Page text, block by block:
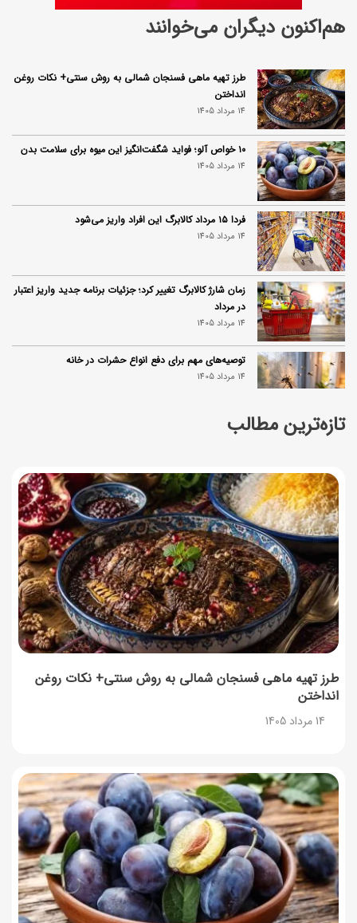
تازه‌ترین مطالب
طرز تهیه ماهی فسنجان شمالی به روش سنتی+ نکات روغن
انداختن
14 مرداد 1405
هم‌اکنون دیگران می‌خوانند
طرز تهیه ماهی فسنجان شمالی به روش سنتی+ نکات روغن
انداختن
14 مرداد 1405
۱۰ خواص آلو؛ فواید شگفت‌انگیز این میوه برای سلامت بدن
14 مرداد 1405
فردا ۱۵ مرداد کالابرگ این افراد واریز می‌شود
14 مرداد 1405
زمان شارژ کالابرگ تغییر کرد؛ جزئیات برنامه جدید واریز اعتبار
در مرداد
14 مرداد 1405
توصیه‌های مهم برای دفع انواع حشرات در خانه
14 مرداد 1405
طرز تهیه آلبالو شور خانگی؛ خوش‌رنگ و بدون کپک
طرز تهیه پنکیک با شیره انگور؛ صبحانه‌ای سالم و انرژی‌بخش
14 مرداد 1405
۳۵ لیست غذاهای جدید و متفاوت؛ برای ناهار و مهمانی
14 مرداد 1405
طرز تهیه پش ملبا (پیچ ملبا)؛ دسر کلاسیک هلو و بستنی
13 مرداد 1405
آموزش کامل نگهداری و تکثیر گیاه آلوئه‌ورا
12 مرداد 1405
همه‌چیز درباره خواص چای سبز، میزان مصرف و عوارض آن
12 مرداد 1405